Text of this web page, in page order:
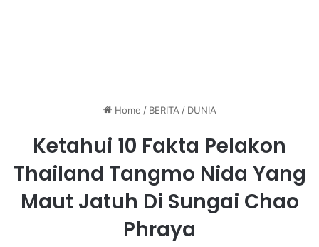
Home / BERITA / DUNIA
Ketahui 10 Fakta Pelakon
Thailand Tangmo Nida Yang
Maut Jatuh Di Sungai Chao
Phraya